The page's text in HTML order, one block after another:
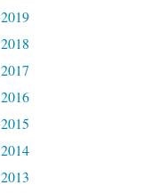
2019
2018
2017
2016
2015
2014
2013